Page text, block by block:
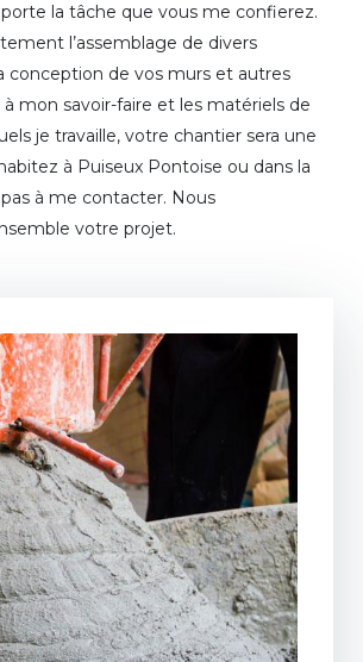
la tâche que vous me confierez.
l’assemblage de divers
conception de vos murs et autres
mon savoir-faire et les matériels de
je travaille, votre chantier sera une
à Puiseux Pontoise ou dans la
à me contacter. Nous
votre projet.